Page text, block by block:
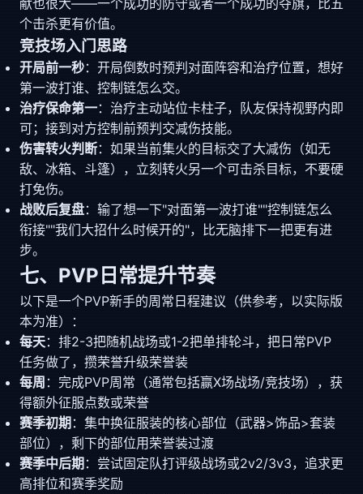
献也很大——一个成功的防守或者一个成功的夺旗，比五
个击杀更有价值。
竞技场入门思路
开局前一秒：开局倒数时预判对面阵容和治疗位置，想好
第一波打谁、控制链怎么交。
治疗保命第一：治疗主动站位卡柱子，队友保持视野内即
可；接到对方控制前预判交减伤技能。
伤害转火判断：如果当前集火的目标交了大减伤（如无
敌、冰箱、斗篷），立刻转火另一个可击杀目标，不要硬
打免伤。
战败后复盘：输了想一下"对面第一波打谁""控制链怎么
衔接""我们大招什么时候开的"，比无脑排下一把更有进
步。
七、PVP日常提升节奏
以下是一个PVP新手的周常日程建议（供参考，以实际版
本为准）：
每天：排2-3把随机战场或1-2把单排轮斗，把日常PVP
任务做了，攒荣誉升级荣誉装
每周 ：完成PVP周常（通常包括赢X场战场/竞技场），获
得额外征服点数或荣誉
赛季初期 ：集中换征服装的核心部位（武器>饰品>套装
部位），剩下的部位用荣誉装过渡
赛季中后期 ：尝试固定队打评级战场或2v2/3v3，追求更
高排位和赛季奖励